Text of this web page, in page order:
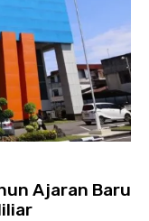
Ajaran Baru